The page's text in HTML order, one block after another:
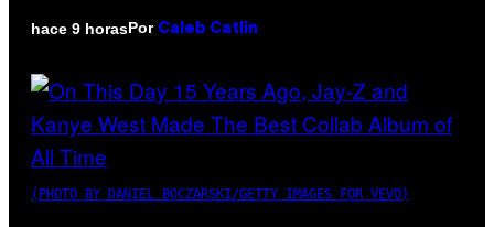
hace 9 horasPor Caleb Catlin
(PHOTO BY DANIEL BOCZARSKI/GETTY IMAGES FOR VEVO)